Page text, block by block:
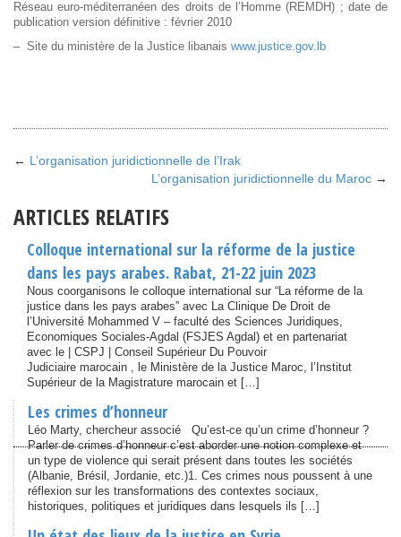
Réseau euro-méditerranéen des droits de l’Homme (REMDH) ; date de
publication version définitive : février 2010
– Site du ministère de la Justice libanais www.justice.gov.lb
← L’organisation juridictionnelle de l’Irak
L’organisation juridictionnelle du Maroc →
ARTICLES RELATIFS
Colloque international sur la réforme de la justice
dans les pays arabes. Rabat, 21-22 juin 2023
Nous coorganisons le colloque international sur “La réforme de la
justice dans les pays arabes” avec La Clinique De Droit de
l’Université Mohammed V – faculté des Sciences Juridiques,
Economiques Sociales-Agdal (FSJES Agdal) et en partenariat
avec le | CSPJ | Conseil Supérieur Du Pouvoir
Judiciaire marocain , le Ministère de la Justice Maroc, l’Institut
Supérieur de la Magistrature marocain et […]
Les crimes d’honneur
Léo Marty, chercheur associé Qu’est-ce qu’un crime d’honneur ?
Parler de crimes d’honneur c’est aborder une notion complexe et
un type de violence qui serait présent dans toutes les sociétés
(Albanie, Brésil, Jordanie, etc.)1. Ces crimes nous poussent à une
réflexion sur les transformations des contextes sociaux,
historiques, politiques et juridiques dans lesquels ils […]